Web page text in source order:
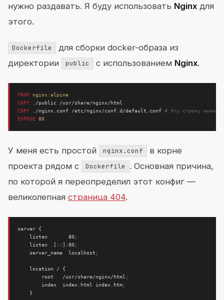
нужно раздавать. Я буду использовать Nginx для
этого.
Dockerfile
для сборки docker-образа из
директории
public с использованием Nginx.
FROM
nginx:alpine
COPY ./public /usr/share/nginx/html
COPY ./nginx.conf /etc/nginx/conf.d/default.conf # Эту строку можно
EXPOSE 80
У меня есть простой nginx.conf
в корне
проекта рядом с
Dockerfile
. Основная причина,
по которой я переопределил этот конфиг —
великолепная страница 404.
server {
    listen       80
;
    listen
[ :: ] :80;
    server_name  localhost
;
    location /
{
        root   /usr/share/nginx/html
;
        index  index.html index.htm
;
}